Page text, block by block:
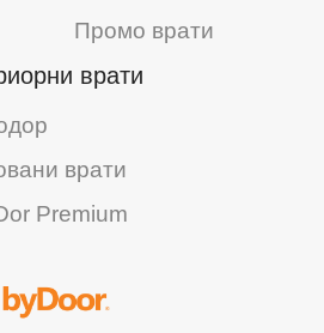
Промо врати
врати
врати
Premium